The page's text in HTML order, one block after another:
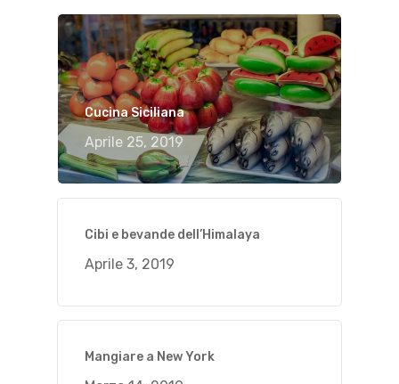
Cucina Siciliana
Aprile 25, 2019
Cibi e bevande dell’Himalaya
Aprile 3, 2019
Mangiare a New York